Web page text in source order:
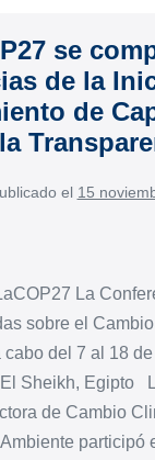
se
de la
de
el 15
La
sobre el
cabo del 7 al 18
Sheikh, Egipto
de Cambio
participó